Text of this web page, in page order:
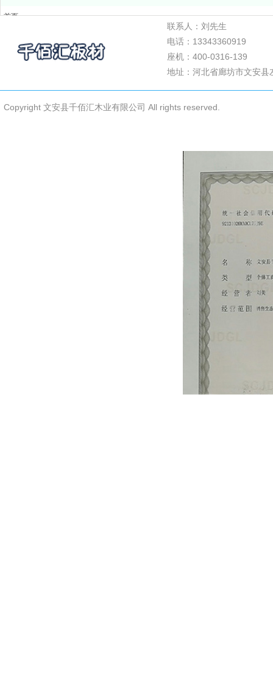
首页
关于我们
案例展示
联系我们
Copyright 文安县千佰汇木业有限公司 All rights reserved.
联系人：刘先生
电话：13343360919
座机：400-0316-139
地址：河北省廊坊市文安县